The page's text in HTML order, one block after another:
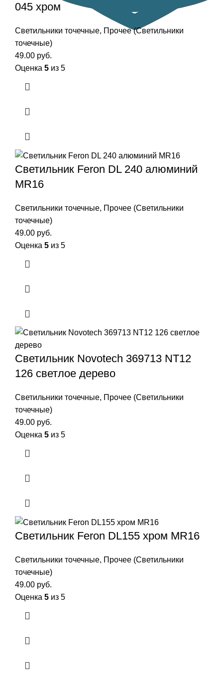
045 хром
Светильники точечные, Прочее (Светильники
точечные)
49.00 руб.
Оценка 5 из 5
Светильник Feron DL 240 алюминий
MR16
Светильники точечные, Прочее (Светильники
точечные)
49.00 руб.
Оценка 5 из 5
Светильник Novotech 369713 NT12
126 светлое дерево
Светильники точечные, Прочее (Светильники
точечные)
49.00 руб.
Оценка 5 из 5
Светильник Feron DL155 хром MR16
Светильники точечные, Прочее (Светильники
точечные)
49.00 руб.
Оценка 5 из 5